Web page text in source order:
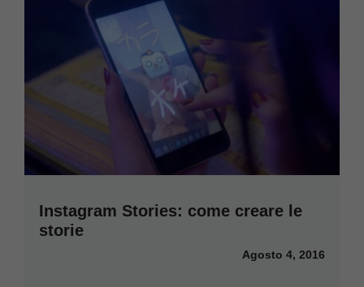
Instagram Stories: come creare le
storie
Agosto 4, 2016